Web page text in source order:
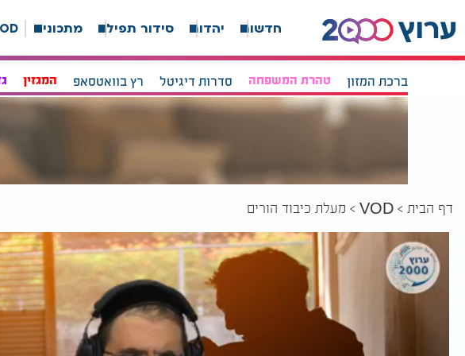
חדשות יהדות סידור תפילה מתכונים
ברכת המזון טהרת המשפחה סדרות דיגיטל רץ בוואטסאפ המגזין
דף הבית VOD מעלת כיבוד הורים